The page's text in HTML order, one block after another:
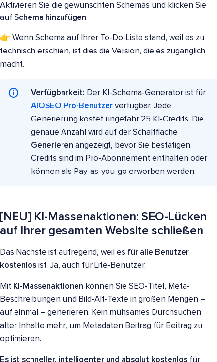
Aktivieren Sie die gewünschten Schemas und klicken Sie
auf Schema hinzufügen.
👉 Wenn Schema auf Ihrer To-Do-Liste stand, weil es zu
technisch erschien, ist dies die Version, die es zugänglich
macht.
Verfügbarkeit: Der KI-Schema-Generator ist für
AIOSEO Pro-Benutzer verfügbar. Jede
Generierung kostet ungefähr 25 KI-Credits. Die
genaue Anzahl wird auf der Schaltfläche
Generieren angezeigt, bevor Sie bestätigen.
Credits sind im Pro-Abonnement enthalten oder
können als Pay-as-you-go erworben werden.
[NEU] KI-Massenaktionen: SEO-Lücken
auf Ihrer gesamten Website schließen
Das Nächste ist aufregend, weil es für alle Benutzer
kostenlos ist. Ja, auch für Lite-Benutzer.
Mit KI-Massenaktionen können Sie SEO-Titel, Meta-
Beschreibungen und Bild-Alt-Texte in großen Mengen –
auf einmal – generieren. Kein mühsames Durchsuchen
alter Inhalte mehr, um Metadaten Beitrag für Beitrag zu
optimieren.
Es ist schneller, intelligenter und absolut kostenlos für